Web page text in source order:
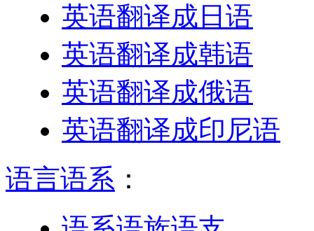
英语翻译成日语
英语翻译成韩语
英语翻译成俄语
英语翻译成印尼语
语言语系 ：